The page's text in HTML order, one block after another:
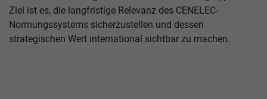
Ziel ist es, die langfristige Relevanz des CENELEC-
Normungssystems sicherzustellen und dessen
strategischen Wert international sichtbar zu machen.